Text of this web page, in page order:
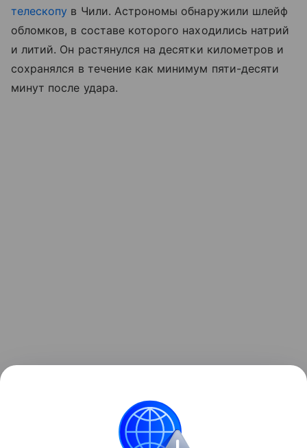
телескопу в Чили. Астрономы обнаружили шлейф
обломков, в составе которого находились натрий
и литий. Он растянулся на десятки километров и
сохранялся в течение как минимум пяти-десяти
минут после удара.
материале